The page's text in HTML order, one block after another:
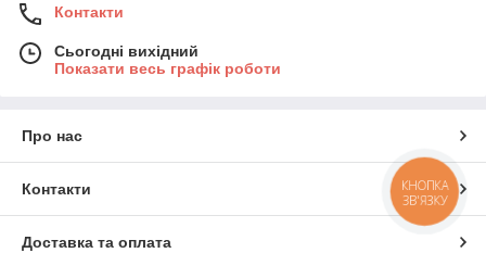
Контакти
Сьогодні вихідний
Показати весь графік роботи
Про нас
Контакти
Доставка та оплата
КНОПКА
ЗВ'ЯЗКУ